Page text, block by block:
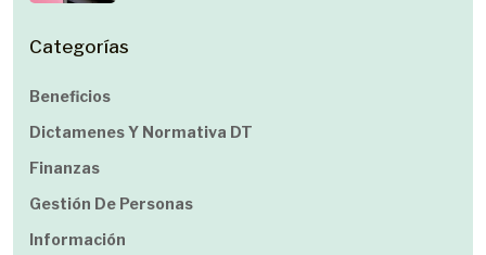
Categorías
Beneficios
Dictamenes Y Normativa DT
Finanzas
Gestión De Personas
Información